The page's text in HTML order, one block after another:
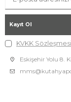
Kayıt Ol
KVKK
Eskişehir Yolu 8.